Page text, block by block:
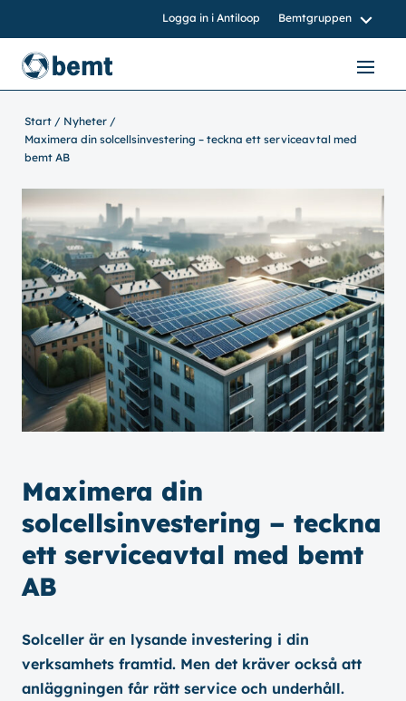
Logga in i Antiloop Bemtgruppen
Start
Nyheter
Maximera din solcellsinvestering – teckna ett serviceavtal med
bemt AB
Maximera din
solcellsinvestering – teckna
ett serviceavtal med bemt
AB
Solceller är en lysande investering i din
verksamhets framtid. Men det kräver också att
anläggningen får rätt service och underhåll.